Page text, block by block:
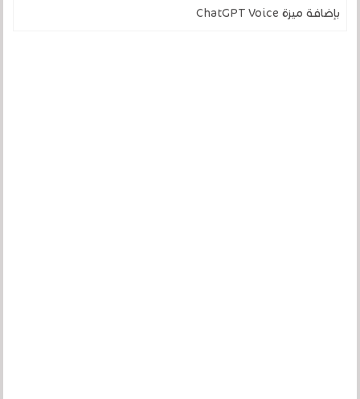
بإضافة ميزة ChatGPT Voice